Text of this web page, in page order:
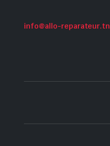
info@allo-reparateur.tn